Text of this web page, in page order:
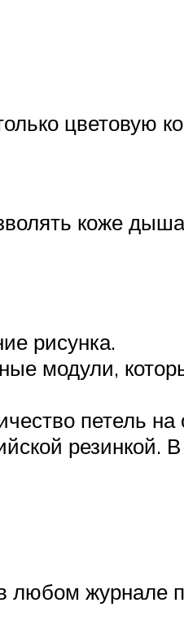
цветовую
коже
рисунка.
модули,
петель
резинкой.
любом журнале